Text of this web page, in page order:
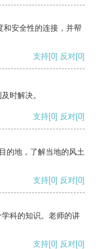
和安全性的连接，并帮
支持[0] 反对[0]
时解决。
支持[0] 反对[0]
的地，了解当地的风土
支持[0] 反对[0]
科的知识。老师的讲
支持[0] 反对[0]